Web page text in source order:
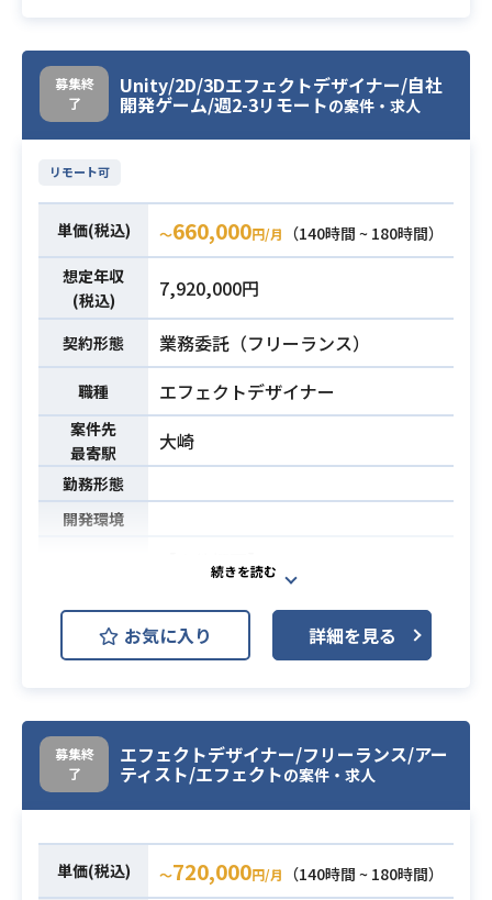
業務内容
・3Dエフェクトの作成（イベント用
エフェクトや必殺技エフェクトな
ど）
・エフェクト軽量化対応
必須スキル
・UE4カスケード経験1年以上
・モバイルゲームエフェクト制作経
験3年以上
募集終
了
Unity/2D/3Dエフェクトデザイナー/自社
開発ゲーム/週2-3リモートの案件・求人
リモート可
単価(税込) 〜660,000円/月
（140時間 ~ 180時間）
想定年収
(税込)
7,920,000円
契約形態 業務委託（フリーランス）
職種 エフェクトデザイナー
案件先
最寄駅
大崎
勤務形態
開発環境
業務内容
【案件概要】
2D/3Dエフェクト制作をご担当いた
だきます。
詳細については面談時にお話いたし
必須スキル
・Unity（shuriken）でのゲームエフ
ェクトの制作経験 (2年以上）
お気に入り 詳細を見る
募集終
了
エフェクトデザイナー/フリーランス/アー
ティスト/エフェクトの案件・求人
単価(税込) 〜720,000円/月
（140時間 ~ 180時間）